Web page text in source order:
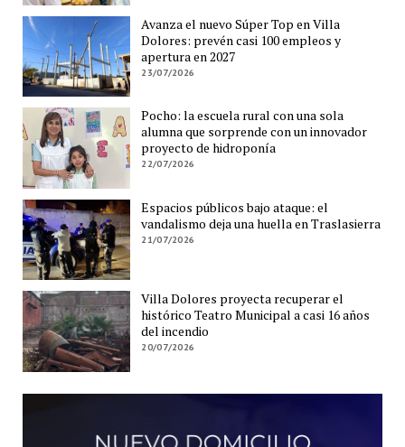
Avanza el nuevo Súper Top en Villa
Dolores: prevén casi 100 empleos y
apertura en 2027
23/07/2026
Pocho: la escuela rural con una sola
alumna que sorprende con un innovador
proyecto de hidroponía
22/07/2026
Espacios públicos bajo ataque: el
vandalismo deja una huella en Traslasierra
21/07/2026
Villa Dolores proyecta recuperar el
histórico Teatro Municipal a casi 16 años
del incendio
20/07/2026